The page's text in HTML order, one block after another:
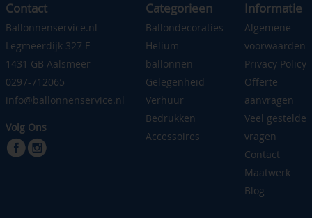
Contact
Ballonnenservice.nl
Legmeerdijk 327 F
1431 GB Aalsmeer
0297-712065
info@ballonnenservice.nl
Volg Ons
Categorieen
Ballondecoraties
Helium
ballonnen
Gelegenheid
Verhuur
Bedrukken
Accessoires
Informatie
Algemene
voorwaarden
Privacy Policy
Offerte
aanvragen
Veel gestelde
vragen
Contact
Maatwerk
Blog